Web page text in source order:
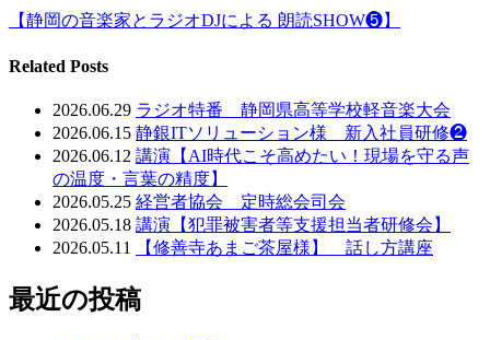
【静岡の音楽家とラジオDJによる 朗読SHOW❺】
Related Posts
2026.06.29 ラジオ特番 静岡県高等学校軽音楽大会
2026.06.15 静銀ITソリューション様 新入社員研修❷
2026.06.12 講演【AI時代こそ高めたい！現場を守る声
の温度・言葉の精度】
2026.05.25 経営者協会 定時総会司会
2026.05.18 講演【犯罪被害者等支援担当者研修会】
2026.05.11
【修善寺あまご茶屋様】 話し方講座
最近の投稿